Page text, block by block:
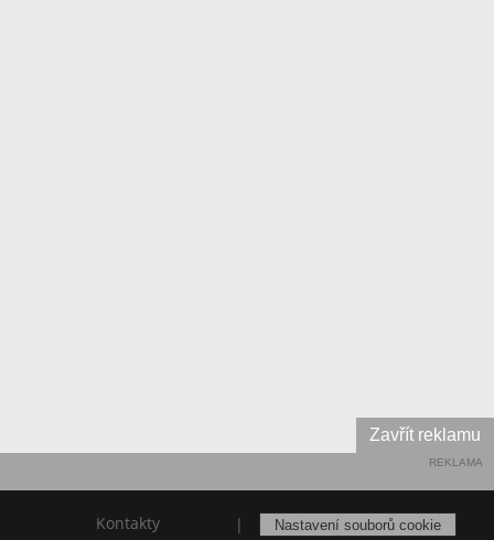
REKLAMA
Kontakty
| Nastavení souborů cookie
Zavřít reklamu